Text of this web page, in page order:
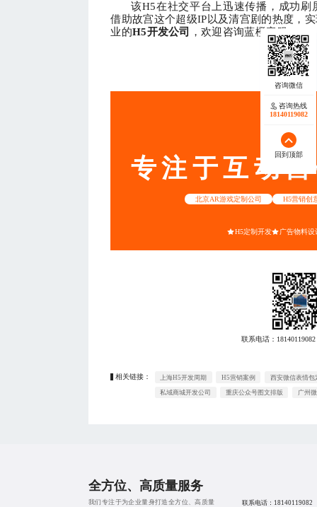
该H5在社交平台上迅速传播，成功
借助故宫这个超级IP以及清宫剧的热度，
业的H5开发公司 ，欢迎咨询蓝橙客服。
— THE
服务
专注于互动
北京AR游戏定制公司 H5营销创
H5定制开发 广告物料设
联系电话： 18140119082
相关链接： 上海H5开发周期 H5营销案例 西安微信表情包
私域商城开发公司 重庆公众号图文排版 广州
咨询热线
18140119082
回到顶部
全方位、高质量服务
我们专注于为企业量身打造全方位、高质量 联系电话： 18140119082